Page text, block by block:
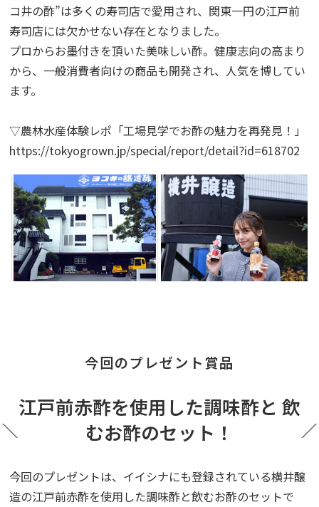
コ井の酢”は多くの寿司店で愛用され、関東一円の江戸前
寿司店には欠かせない存在となりました。
プロからお墨付きを頂いた美味しい酢。健康志向の高まり
から、一般消費者向けの商品も開発され、人気を博してい
ます。
▽農林水産体験レポ「工場見学でお酢の魅力を再発見！」
https://tokyogrown.jp/special/report/detail?id=618702
今回のプレゼント賞品
江戸前赤酢を使用した調味酢と 飲
むお酢のセット！
今回のプレゼントは、イイシナにも登録されている横井醸
造の江戸前赤酢を使用した調味酢と飲むお酢のセットで